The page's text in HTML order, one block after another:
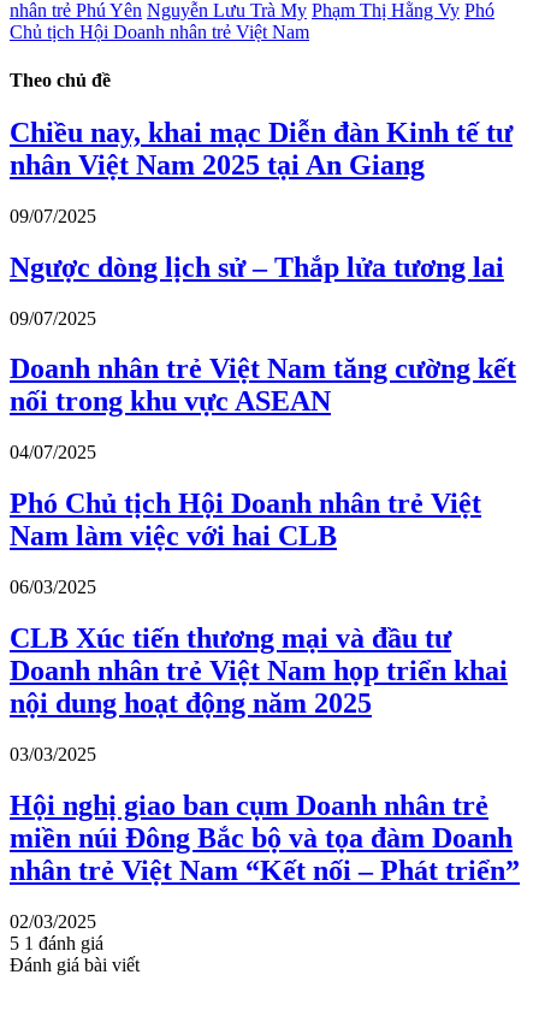
nhân trẻ Phú Yên Nguyễn Lưu Trà My Phạm Thị Hằng Vy Phó
Chủ tịch Hội Doanh nhân trẻ Việt Nam
Theo chủ đề
Chiều nay, khai mạc Diễn đàn Kinh tế tư
nhân Việt Nam 2025 tại An Giang
09/07/2025
Ngược dòng lịch sử – Thắp lửa tương lai
09/07/2025
Doanh nhân trẻ Việt Nam tăng cường kết
nối trong khu vực ASEAN
04/07/2025
Phó Chủ tịch Hội Doanh nhân trẻ Việt
Nam làm việc với hai CLB
06/03/2025
CLB Xúc tiến thương mại và đầu tư
Doanh nhân trẻ Việt Nam họp triển khai
nội dung hoạt động năm 2025
03/03/2025
Hội nghị giao ban cụm Doanh nhân trẻ
miền núi Đông Bắc bộ và tọa đàm Doanh
nhân trẻ Việt Nam “Kết nối – Phát triển”
02/03/2025
5 1 đánh giá
Đánh giá bài viết